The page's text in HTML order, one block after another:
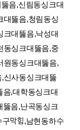
음,신림동싱크대
대뚫음,청림동싱
크대뚫음,낙성대
동싱크대뚫음,중
원동싱크대뚫음,
신사동싱크대뚫
음,대학동싱크대
뚫음,난곡동싱크
막힘,남현동하수